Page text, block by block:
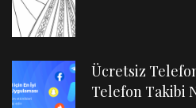
Ücretsiz
Telefon Takibi